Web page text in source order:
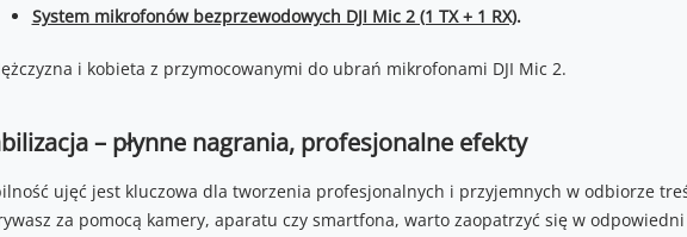
System mikrofonów bezprzewodowych DJI Mic 2 (1 TX + 1 RX).
– płynne nagrania, profesjonalne efekty
ujęć jest kluczowa dla tworzenia profesjonalnych i przyjemnych w odbiorze
za pomocą kamery, aparatu czy smartfona, warto zaopatrzyć się w